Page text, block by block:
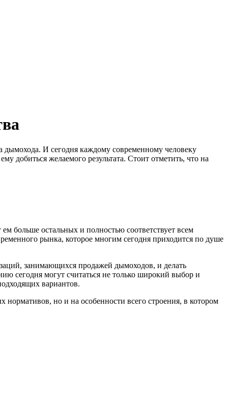
дымохода. И сегодня каждому современному человеку
добиться желаемого результата. Стоит отметить, что на
больше остальных и полностью соответствует всем
рынка, которое многим сегодня приходится по душе
занимающихся продажей дымоходов, и делать
сегодня могут считаться не только широкий выбор и
вариантов.
но и на особенности всего строения, в котором